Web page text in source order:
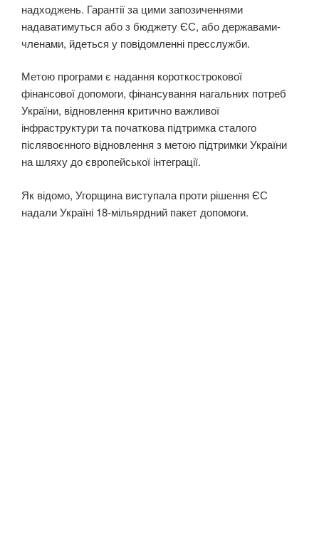
надходжень. Гарантії за цими запозиченнями
надаватимуться або з бюджету ЄС, або державами-
членами, йдеться у повідомленні пресслужби.
Метою програми є надання короткострокової
фінансової допомоги, фінансування нагальних потреб
України, відновлення критично важливої
інфраструктури та початкова підтримка сталого
післявоєнного відновлення з метою підтримки України
на шляху до європейської інтеграції.
Як відомо, Угорщина виступала проти рішення ЄС
надали Україні 18-мільярдний пакет допомоги.